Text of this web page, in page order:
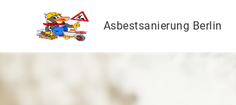
Asbestsanierung Berlin